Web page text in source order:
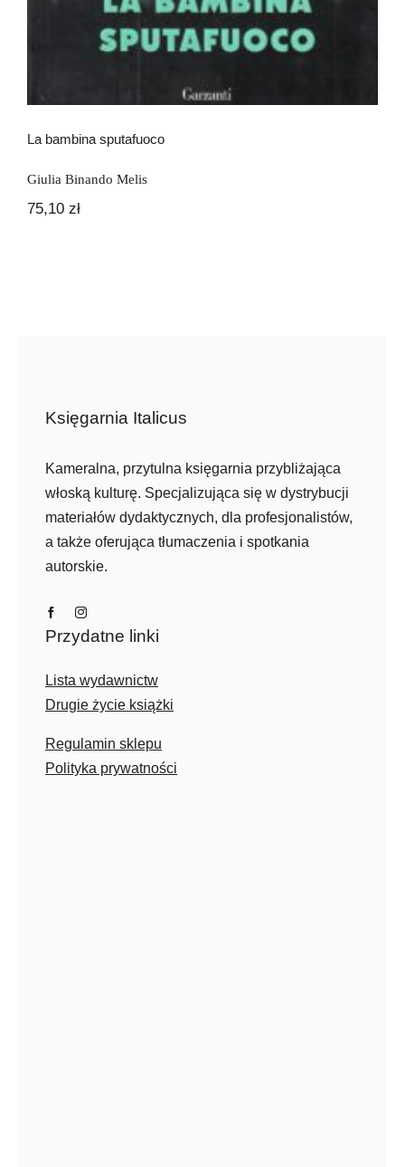
La bambina sputafuoco
Giulia Binando Melis
75,10 zł
Księgarnia Italicus
Kameralna, przytulna księgarnia przybliżająca
włoską kulturę. Specjalizująca się w dystrybucji
materiałów dydaktycznych, dla profesjonalistów,
a także oferująca tłumaczenia i spotkania
autorskie.
Przydatne linki
Lista wydawnictw
Drugie życie książki
Regulamin sklepu
Polityka prywatności